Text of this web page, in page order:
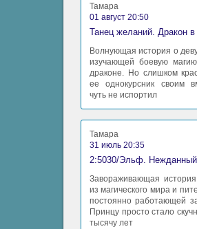
Тамара
01 август 20:50
Волнующая история о
изучающей боевую
драконе. Но слишком
ее однокурсник своим
чуть не испортил
Тамара
31 июль 20:35
Завораживающая
из магического мира и
постоянно работающей
Принцу просто стало
тысячу лет